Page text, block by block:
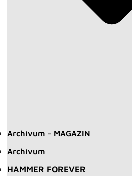
Archívum – MAGAZIN
Archívum
HAMMER FOREVER